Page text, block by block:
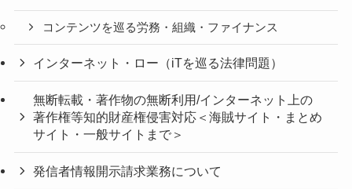
コンテンツを巡る労務・組織・ファイナンス
インターネット・ロー（iTを巡る法律問題）
無断転載・著作物の無断利用/インターネット上の
著作権等知的財産権侵害対応＜海賊サイト・まとめ
サイト・一般サイトまで＞
発信者情報開示請求業務について